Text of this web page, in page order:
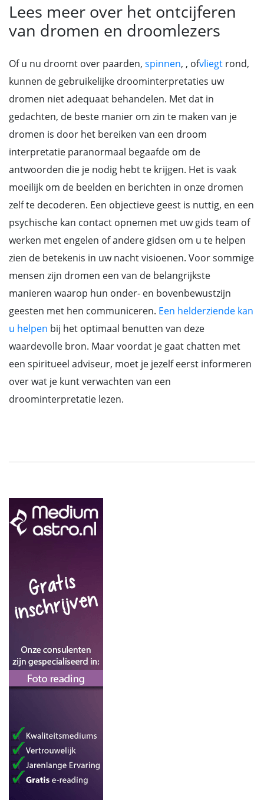
Lees meer over het ontcijferen
van dromen en droomlezers
Of u nu droomt over paarden, spinnen, , ofvliegt rond,
kunnen de gebruikelijke droominterpretaties uw
dromen niet adequaat behandelen. Met dat in
gedachten, de beste manier om zin te maken van je
dromen is door het bereiken van een droom
interpretatie paranormaal begaafde om de
antwoorden die je nodig hebt te krijgen. Het is vaak
moeilijk om de beelden en berichten in onze dromen
zelf te decoderen. Een objectieve geest is nuttig, en een
psychische kan contact opnemen met uw gids team of
werken met engelen of andere gidsen om u te helpen
zien de betekenis in uw nacht visioenen. Voor sommige
mensen zijn dromen een van de belangrijkste
manieren waarop hun onder- en bovenbewustzijn
geesten met hen communiceren. Een helderziende kan
u helpen bij het optimaal benutten van deze
waardevolle bron. Maar voordat je gaat chatten met
een spiritueel adviseur, moet je jezelf eerst informeren
over wat je kunt verwachten van een
droominterpretatie lezen.